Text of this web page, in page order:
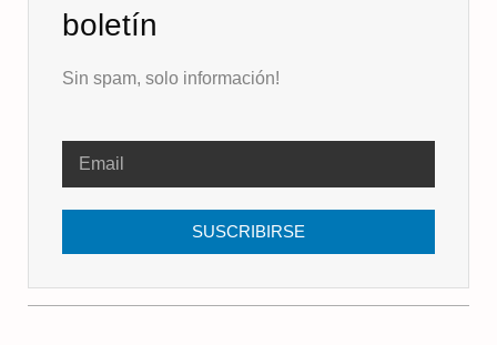
boletín
Sin spam, solo información!
SUSCRIBIRSE